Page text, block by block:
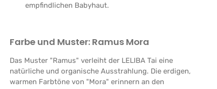
empfindlichen Babyhaut.
Farbe und Muster: Ramus Mora
Das Muster "Ramus" verleiht der LELIBA Tai eine
natürliche und organische Ausstrahlung. Die erdigen,
warmen Farbtöne von "Mora" erinnern an den